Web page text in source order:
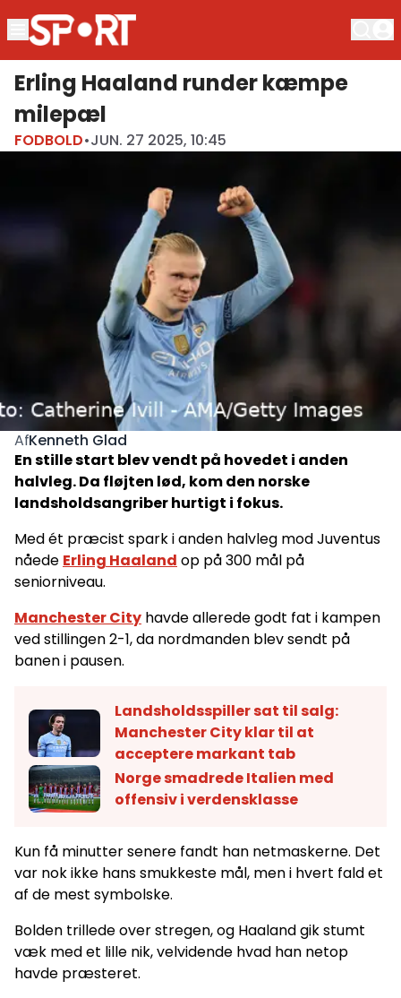
Erling Haaland runder kæmpe
milepæl
FODBOLD•JUN. 27 2025, 10:45
AfKenneth Glad
En stille start blev vendt på hovedet i anden
halvleg. Da fløjten lød, kom den norske
landsholdsangriber hurtigt i fokus.
Med ét præcist spark i anden halvleg mod Juventus
nåede Erling Haaland op på 300 mål på
seniorniveau.
Manchester City havde allerede godt fat i kampen
ved stillingen 2-1, da nordmanden blev sendt på
banen i pausen.
Landsholdsspiller sat til salg:
Manchester City klar til at
acceptere markant tab
Norge smadrede Italien med
offensiv i verdensklasse
Kun få minutter senere fandt han netmaskerne. Det
var nok ikke hans smukkeste mål, men i hvert fald et
af de mest symbolske.
Bolden trillede over stregen, og Haaland gik stumt
væk med et lille nik, velvidende hvad han netop
havde præsteret.